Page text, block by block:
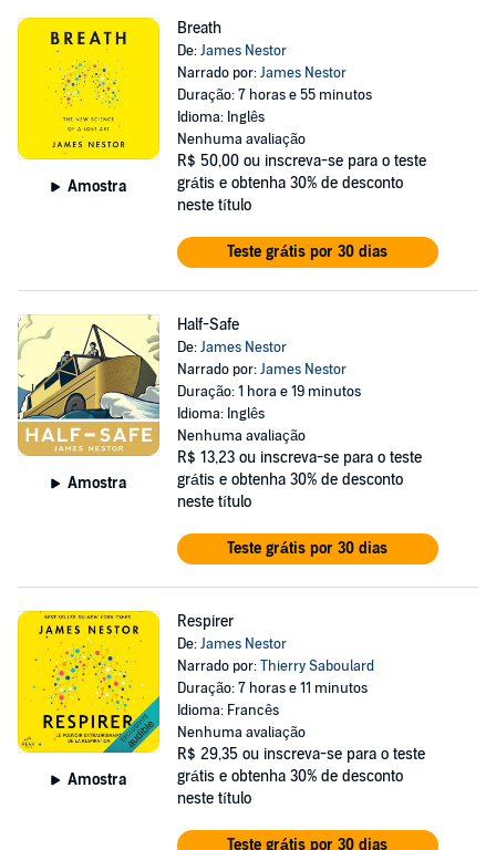
Amostra
Breath
De:James Nestor
Narrado por:James Nestor
Duração: 7 horas e 55 minutos
Idioma: Inglês
Nenhuma avaliação
R$ 50,00 ou inscreva-se para o teste
grátis e obtenha 30% de desconto
neste título
Teste grátis por 30 dias
Amostra
Half-Safe
De:James Nestor
Narrado por:James Nestor
Duração: 1 hora e 19 minutos
Idioma: Inglês
Nenhuma avaliação
R$ 13,23 ou inscreva-se para o teste
grátis e obtenha 30% de desconto
neste título
Teste grátis por 30 dias
Amostra
Respirer
De:James Nestor
Narrado por:Thierry Saboulard
Duração: 7 horas e 11 minutos
Idioma: Francês
Nenhuma avaliação
R$ 29,35 ou inscreva-se para o teste
grátis e obtenha 30% de desconto
neste título
Teste grátis por 30 dias